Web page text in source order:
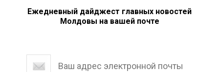
Ежедневный дайджест главных новостей
Молдовы на вашей почте